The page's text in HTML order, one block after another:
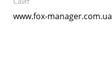
www.fox-manager.com.ua